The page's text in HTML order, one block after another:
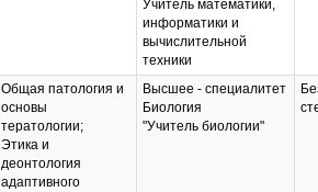
Учитель математики,
информатики и
вычислительной
техники
Общая патология и
основы
тератологии;
Этика и
деонтология
адаптивного
Высшее - специалитет
Биология
"Учитель биологии"